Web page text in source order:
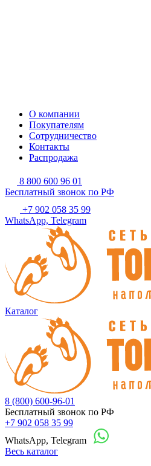
О компании
Покупателям
Сотрудничество
Контакты
Распродажа
8 800 600 96 01
Бесплатный звонок по РФ
+7 902 058 35 99
WhatsApp, Telegram
Каталог
8 (800) 600-96-01
Бесплатный звонок по РФ
+7 902 058 35 99
WhatsApp, Telegram
Весь каталог